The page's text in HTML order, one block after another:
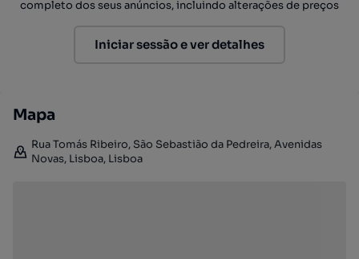
completo dos seus anúncios, incluindo alterações de preços
Iniciar sessão e ver detalhes
Mapa
Rua Tomás Ribeiro, São Sebastião da Pedreira, Avenidas
Novas, Lisboa, Lisboa